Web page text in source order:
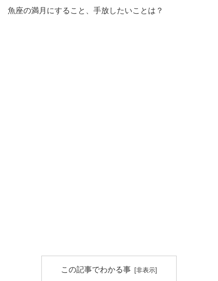
魚座の満月にすること、手放したいことは？
この記事でわかる事